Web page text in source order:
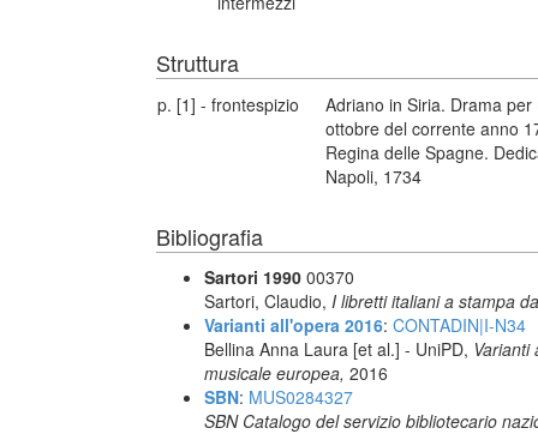
Struttura
p. [1] - frontespizio
Adriano in Siria. Drama
ottobre del corrente anno
Regina delle Spagne.
Napoli, 1734
Bibliografia
Sartori 1990 00370
Sartori, Claudio, I libretti italiani a stampa
Varianti all'opera 2016: CONTADIN|I-N34
Bellina Anna Laura [et al.] - UniPD,
musicale europea, 2016
SBN: MUS0284327
SBN Catalogo del servizio bibliotecario